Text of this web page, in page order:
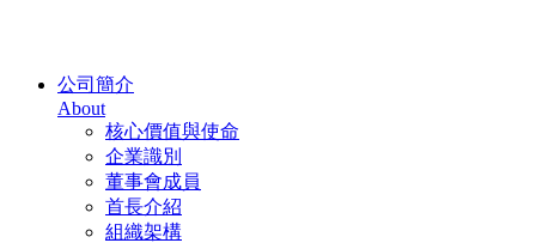
公司簡介
About
核心價值與使命
企業識別
董事會成員
首長介紹
組織架構